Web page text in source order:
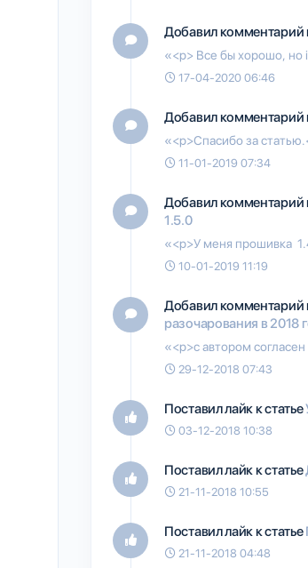
Добавил комментарий
«<p> Все бы хорошо, но
17-04-2020 06:46
Добавил комментарий
«<p>Спасибо за
11-01-2019 07:34
Добавил комментарий
1.5.0
«<p>У меня прошивка
10-01-2019 11:19
Добавил комментарий
разочарования в 2018
«<p>с автором согласен
29-12-2018 07:43
Поставил лайк к статье
03-12-2018 10:38
Поставил лайк к статье
21-11-2018 10:55
Поставил лайк к статье
21-11-2018 04:48